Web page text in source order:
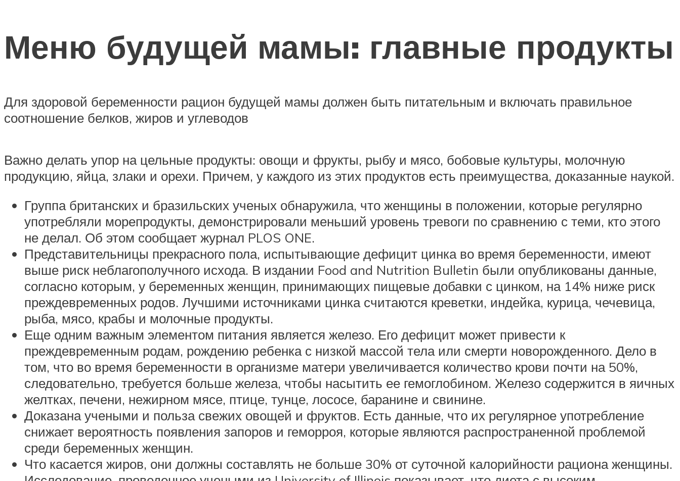
Меню будущей мамы: главные продукты
Для здоровой беременности рацион будущей мамы должен быть питательным и включать правильное
соотношение белков, жиров и углеводов
Важно делать упор на цельные продукты: овощи и фрукты, рыбу и мясо, бобовые культуры, молочную
продукцию, яйца, злаки и орехи. Причем, у каждого из этих продуктов есть преимущества, доказанные наукой.
Группа британских и бразильских ученых обнаружила, что женщины в положении, которые регулярно
употребляли морепродукты, демонстрировали меньший уровень тревоги по сравнению с теми, кто этого
не делал. Об этом сообщает журнал PLOS ONE.
Представительницы прекрасного пола, испытывающие дефицит цинка во время беременности, имеют
выше риск неблагополучного исхода. В издании Food and Nutrition Bulletin были опубликованы данные,
согласно которым, у беременных женщин, принимающих пищевые добавки с цинком, на 14% ниже риск
преждевременных родов. Лучшими источниками цинка считаются креветки, индейка, курица, чечевица,
рыба, мясо, крабы и молочные продукты.
Еще одним важным элементом питания является железо. Его дефицит может привести к
преждевременным родам, рождению ребенка с низкой массой тела или смерти новорожденного. Дело в
том, что во время беременности в организме матери увеличивается количество крови почти на 50%,
следовательно, требуется больше железа, чтобы насытить ее гемоглобином. Железо содержится в яичных
желтках, печени, нежирном мясе, птице, тунце, лососе, баранине и свинине.
Доказана учеными и польза свежих овощей и фруктов. Есть данные, что их регулярное употребление
снижает вероятность появления запоров и геморроя, которые являются распространенной проблемой
среди беременных женщин.
Что касается жиров, они должны составлять не больше 30% от суточной калорийности рациона женщины.